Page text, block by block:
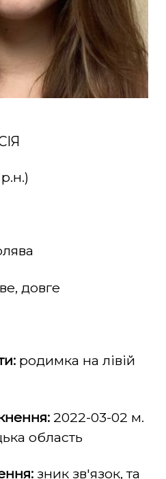
довге
родимка на лівій
2022-03-02 м.
область
зник зв'язок, та